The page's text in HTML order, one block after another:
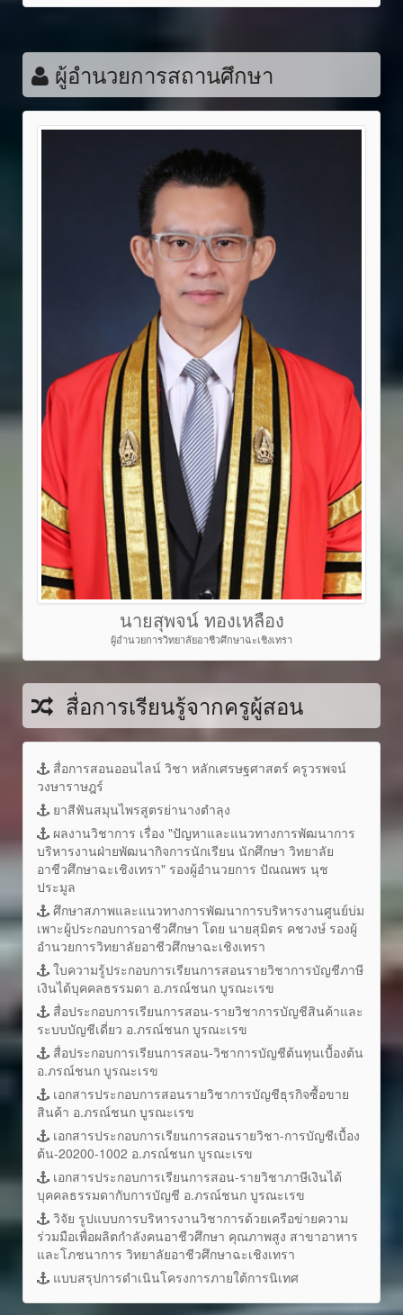
ผู้อำนวยการสถานศึกษา
นายสุพจน์ ทองเหลือง
ผู้อำนวยการวิทยาลัยอาชีวศึกษาฉะเชิงเทรา
สื่อการเรียนรู้จากครูผู้สอน
สื่อการสอนออนไลน์ วิชา หลักเศรษฐศาสตร์ ครูวรพจน์
วงษาราษฎร์
ยาสีฟันสมุนไพรสูตรย่านางตำลุง
ผลงานวิชาการ เรื่อง "ปัญหาและแนวทางการพัฒนาการ
บริหารงานฝ่ายพัฒนากิจการนักเรียน นักศึกษา วิทยาลัย
อาชีวศึกษาฉะเชิงเทรา" รองผู้อำนวยการ ปัณณพร นุช
ประมูล
ศึกษาสภาพและแนวทางการพัฒนาการบริหารงานศูนย์บ่ม
เพาะผู้ประกอบการอาชีวศึกษา โดย นายสุมิตร คชวงษ์ รองผู้
อำนวยการวิทยาลัยอาชีวศึกษาฉะเชิงเทรา
ใบความรู้ประกอบการเรียนการสอนรายวิชาการบัญชีภาษี
เงินได้บุคคลธรรมดา อ.ภรณ์ชนก บูรณะเรข
สื่อประกอบการเรียนการสอน-รายวิชาการบัญชีสินค้าและ
ระบบบัญชีเดี่ยว อ.ภรณ์ชนก บูรณะเรข
สื่อประกอบการเรียนการสอน-วิชาการบัญชีต้นทุนเบื้องต้น
อ.ภรณ์ชนก บูรณะเรข
เอกสารประกอบการสอนรายวิชาการบัญชีธุรกิจซื้อขาย
สินค้า อ.ภรณ์ชนก บูรณะเรข
เอกสารประกอบการเรียนการสอนรายวิชา-การบัญชีเบื้อง
ต้น-20200-1002 อ.ภรณ์ชนก บูรณะเรข
เอกสารประกอบการเรียนการสอน-รายวิชาภาษีเงินได้
บุคคลธรรมดากับการบัญชี อ.ภรณ์ชนก บูรณะเรข
วิจัย รูปแบบการบริหารงานวิชาการด้วยเครือข่ายความ
ร่วมมือเพื่อผลิตกำลังคนอาชีวศึกษา คุณภาพสูง สาขาอาหาร
และโภชนาการ วิทยาลัยอาชีวศึกษาฉะเชิงเทรา
แบบสรุปการดำเนินโครงการภายใต้การนิเทศ